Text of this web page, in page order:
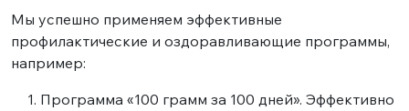
Мы успешно применяем эффективные
профилактические и оздоравливающие программы,
например:
Программа «100 грамм за 100 дней». Эффективно